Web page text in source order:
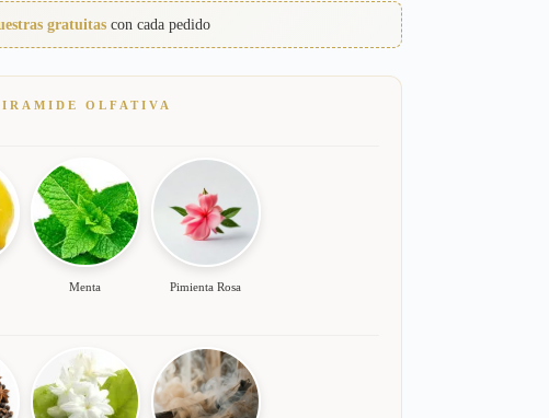
gratuitas con cada pedido
OLFATIVA
Menta Pimienta Rosa